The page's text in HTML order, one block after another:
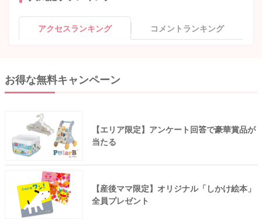
アクセスランキング コメントランキング
お得な無料キャンペーン
【エリア限定】アンケート回答で豪華賞品が
当たる
【産後ママ限定】オリジナル「しかけ絵本」
全員プレゼント